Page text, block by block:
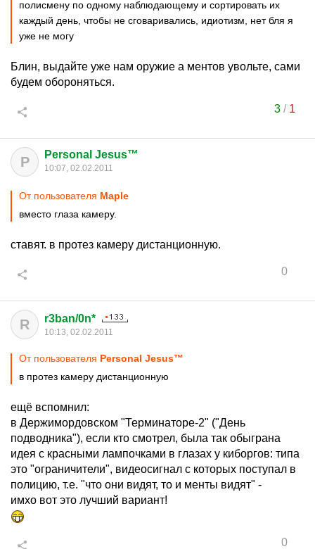
полисмену по одному наблюдающему и сортировать их
каждый день, чтобы не сговаривались, идиотизм, нет бля я
уже не могу
Блин, выдайте уже нам оружие а ментов увольте, сами
будем обороняться.
3/ 1
P Personal Jesus™
10:07, 02.02.2011
От пользователя Maple
вместо глаза камеру.
ставят. в протез камеру дистанционную.
0
R r3ban/0n*
10:13, 02.02.2011
От пользователя Personal Jesus™
в протез камеру дистанционную
ещё вспомнил:
в Держимордовском "Терминаторе-2" ("День
подводника"), если кто смотрел, была так обыграна
идея с красными лампочками в глазах у киборгов: типа
это "ограничители", видеосигнал с которых поступал в
полицию, т.е. "что они видят, то и менты видят" -
имхо вот это лучший вариант!
0